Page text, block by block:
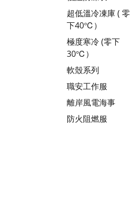
超低溫冷凍庫 ( 零
下40℃）
極度寒冷 (零下
30℃）
軟殼系列
職安工作服
離岸風電海事
防火阻燃服